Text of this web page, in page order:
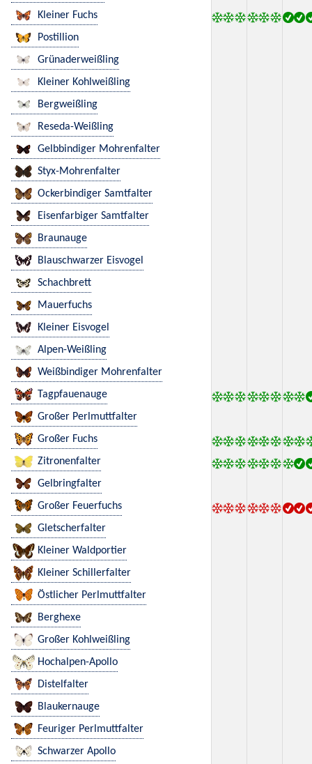
Kleiner Fuchs
Postillion
Grünaderweißling
Kleiner Kohlweißling
Bergweißling
Reseda-Weißling
Gelbbindiger Mohrenfalter
Styx-Mohrenfalter
Ockerbindiger Samtfalter
Eisenfarbiger Samtfalter
Braunauge
Blauschwarzer Eisvogel
Schachbrett
Mauerfuchs
Kleiner Eisvogel
Alpen-Weißling
Weißbindiger Mohrenfalter
Tagpfauenauge
Großer Perlmuttfalter
Großer Fuchs
Zitronenfalter
Gelbringfalter
Großer Feuerfuchs
Gletscherfalter
Kleiner Waldportier
Kleiner Schillerfalter
Östlicher Perlmuttfalter
Berghexe
Großer Kohlweißling
Hochalpen-Apollo
Distelfalter
Blaukernauge
Feuriger Perlmuttfalter
Schwarzer Apollo